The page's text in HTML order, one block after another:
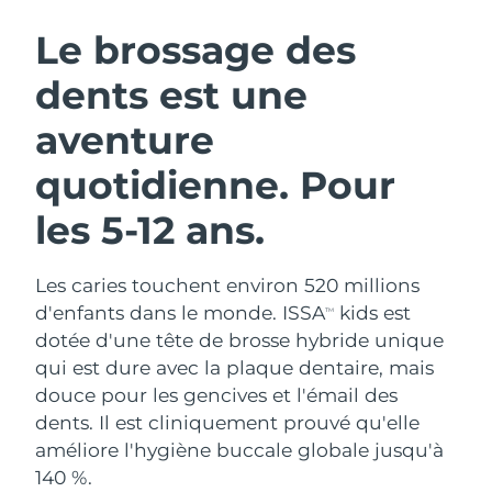
Le brossage des
dents est une
aventure
quotidienne. Pour
les 5-12 ans.
Les caries touchent environ 520 millions
d'enfants dans le monde. ISSATM
kids est
dotée d'une tête de brosse hybride unique
qui est dure avec la plaque dentaire, mais
douce pour les gencives et l'émail des
dents. Il est cliniquement prouvé qu'elle
améliore l'hygiène buccale globale jusqu'à
140 %.
Nettoyage du visage
LUNA™ 4 coffret
Anti-aging massage
LUNA™ 4 Plus
Massage, LED heating
LUNA™ 4 Men
For men, anti-aging massage
BEAR™ 2 coffret
Microcurrent toning
BEAR™ 2 go
Microcurrent toning on-the-go
BEAR™ 2 eyes & lips
Microcurrent line smoothing device
UFO™ 3 coffret
Deep facial hydration
UFO™ 3 LED
Near-infrared and red light therapy
device
issa™ 4
Hybrid silicone sonic toothbrush
issa™ 4 plus
Smart hybrid silicone sonic toothbrush
FAQ™ TRAITEMENT ANTI-ÂGE
Anti-âge Traitements LED
NEW
Autriche Livraison estimée
Bahreïn Livraison estimée
Belgique
Bermudes Livraison estimée
Bosnie-Herzégovine
Brunei Livraison estimée 8/14/26
Bulgarie Livraison estimée8/9/26
Canada Livraison estimée
Chili Livraison estimée8/13/26